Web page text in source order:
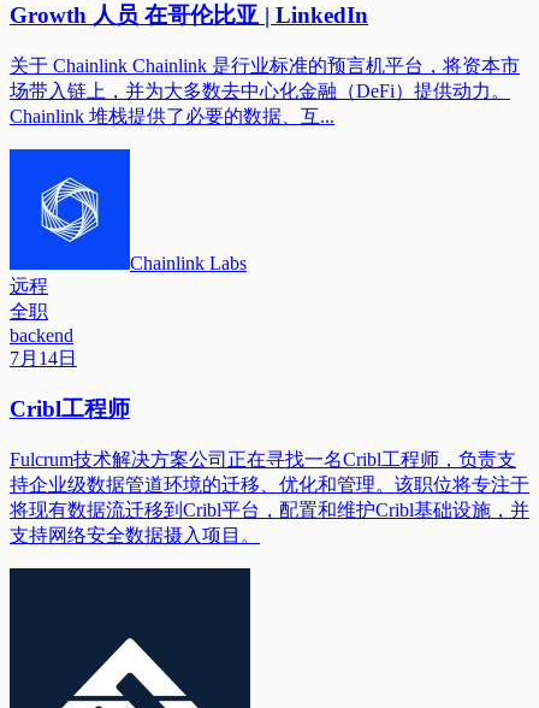
Growth 人员 在哥伦比亚 | LinkedIn
关于 Chainlink Chainlink 是行业标准的预言机平台，将资本市
场带入链上，并为大多数去中心化金融（DeFi）提供动力。
Chainlink 堆栈提供了必要的数据、互...
Chainlink Labs
远程
全职
backend
7月14日
Cribl工程师
Fulcrum技术解决方案公司正在寻找一名Cribl工程师，负责支
持企业级数据管道环境的迁移、优化和管理。该职位将专注于
将现有数据流迁移到Cribl平台，配置和维护Cribl基础设施，并
支持网络安全数据摄入项目。